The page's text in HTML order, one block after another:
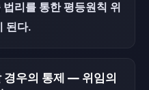
리를 통한 평등원칙 위
된다.
경우의 통제 — 위임의